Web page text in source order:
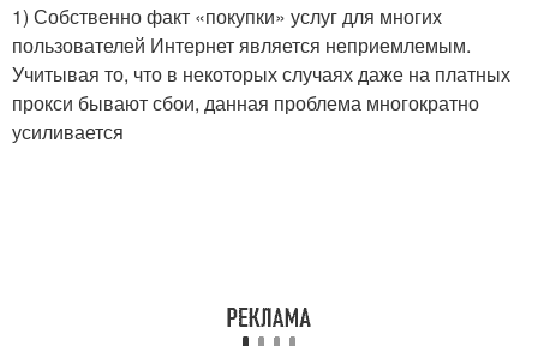
1) Собственно факт «покупки» услуг для многих
пользователей Интернет является неприемлемым.
Учитывая то, что в некоторых случаях даже на платных
прокси бывают сбои, данная проблема многократно
усиливается